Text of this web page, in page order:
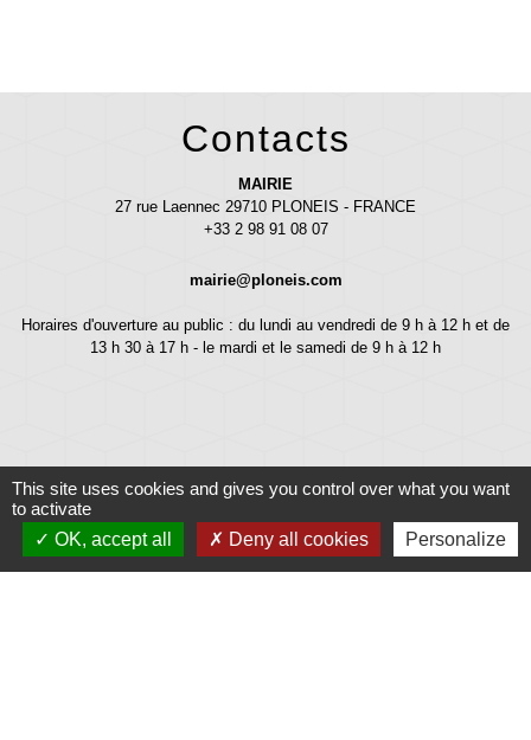
Contacts
MAIRIE
27 rue Laennec 29710 PLONEIS - FRANCE
+33 2 98 91 08 07
mairie@ploneis.com
Horaires d'ouverture au public : du lundi au vendredi de 9 h à 12 h et de
13 h 30 à 17 h - le mardi et le samedi de 9 h à 12 h
This site uses cookies and gives you control over what you want
to activate
OK, accept all
Deny all cookies Personalize